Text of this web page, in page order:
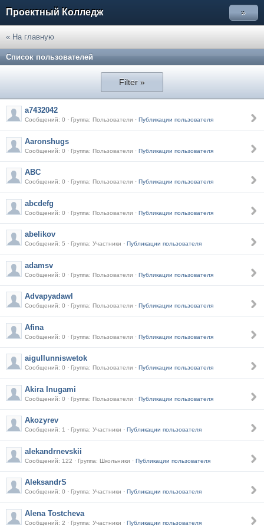
Проектный Колледж »
« На главную
Список пользователей
Filter »
a7432042
Сообщений: 0 · Группа: Пользователи · Публикации пользователя
Aaronshugs
Сообщений: 0 · Группа: Пользователи · Публикации пользователя
ABC
Сообщений: 0 · Группа: Пользователи · Публикации пользователя
abcdefg
Сообщений: 0 · Группа: Пользователи · Публикации пользователя
abelikov
Сообщений: 5 · Группа: Участники · Публикации пользователя
adamsv
Сообщений: 0 · Группа: Пользователи · Публикации пользователя
Advapyadawl
Сообщений: 0 · Группа: Пользователи · Публикации пользователя
Afina
Сообщений: 0 · Группа: Пользователи · Публикации пользователя
aigullunniswetok
Сообщений: 0 · Группа: Пользователи · Публикации пользователя
Akira Inugami
Сообщений: 0 · Группа: Пользователи · Публикации пользователя
Akozyrev
Сообщений: 1 · Группа: Участники · Публикации пользователя
alekandrnevskii
Сообщений: 122 · Группа: Школьники · Публикации пользователя
AleksandrS
Сообщений: 0 · Группа: Участники · Публикации пользователя
Alena Tostcheva
Сообщений: 2 · Группа: Участники · Публикации пользователя